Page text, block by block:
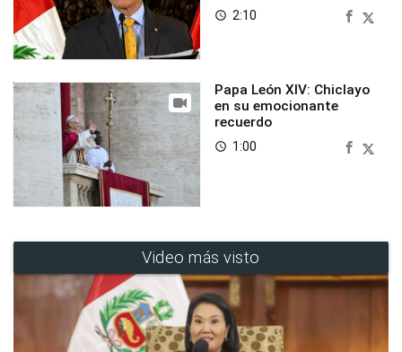
access_time 2:10
Papa León XIV: Chiclayo
en su emocionante
recuerdo
access_time 1:00
Video más visto